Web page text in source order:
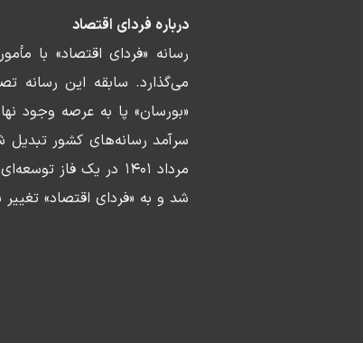
درباره فردای اقتصاد
رسانه «فردای اقتصاد» با
«بورسان» پا به عرصه وجود
سرآمد رسانه‌های کشور
مرداد ۱۴۰۱ در یک
شد و به «فردای اقتصاد» تغییر